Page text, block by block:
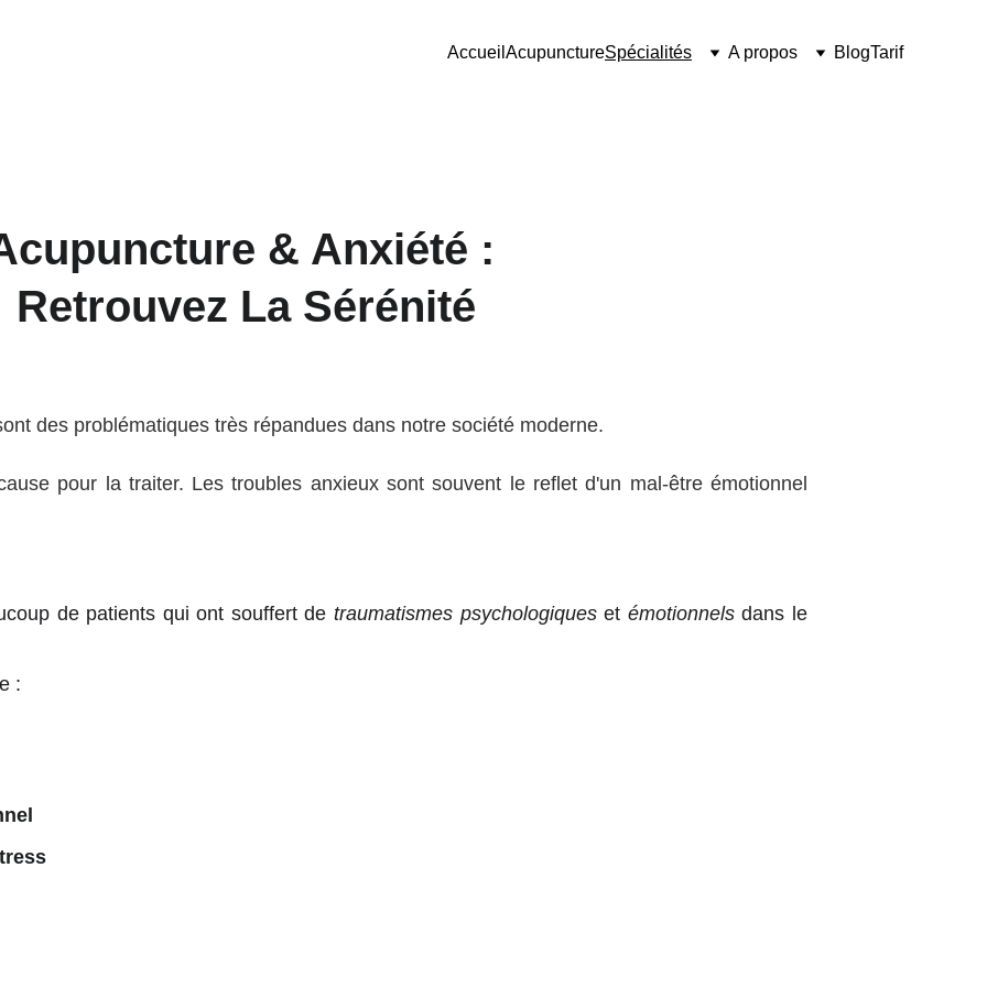
Accueil AcupunctureSpécialités A propos BlogTarif
& Anxiété :
Retrouvez La Sérénité
des problématiques très répandues dans notre société moderne.
pour la traiter. Les troubles anxieux sont souvent le reflet d'un mal-être émotionnel
de patients qui ont souffert detraumatismes psychologiqueset émotionnelsdans le
: